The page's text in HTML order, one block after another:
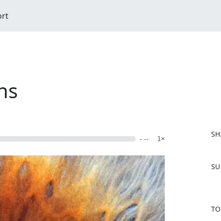
- -- 1×
a
o